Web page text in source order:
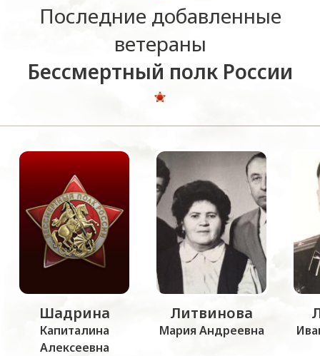
Последние добавленные
ветераны
Бессмертный полк России
Шадрина
Капиталина
Алексеевна
Литвинова
Мария Андреевна